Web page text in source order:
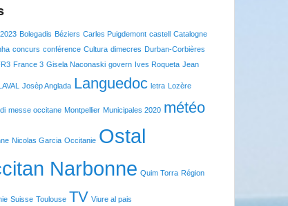
Bolegadis Béziers Carles Puigdemont castell Catalogne
concurs conférence Cultura dimecres Durban-Corbières
France 3 Gisela Naconaski govern Ives Roqueta Jean
Josèp Anglada Languedoc letra Lozère
messe occitane Montpellier Municipales 2020 météo
Nicolas Garcia Occitanie Ostal
Narbonne Quim Torra Région
Suisse Toulouse TV Viure al pais